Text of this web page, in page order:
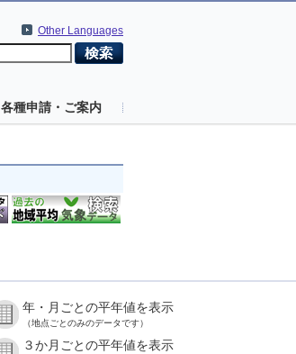
Other Languages
各種申請・ご案内
年・月ごとの平年値を表示
（地点ごとのみのデータです）
３か月ごとの平年値を表示